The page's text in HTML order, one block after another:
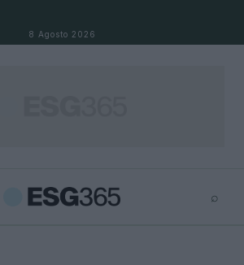
8 Agosto 2026
⌕